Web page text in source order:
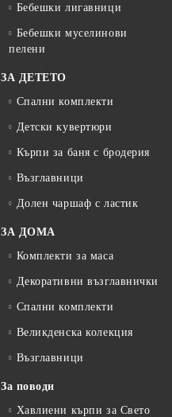
Бебешки лигавници
Бебешки муселинови
пелени
ЗА ДЕТЕТО
Спални комплекти
Детски кувертюри
Кърпи за баня с бродерия
Възглавници
Долен чаршаф с ластик
ЗА ДОМА
Комплекти за маса
Декоративни възглавнички
Спални комплекти
Великденска колекция
Възглавници
За поводи
Хавлиени кърпи за Свето